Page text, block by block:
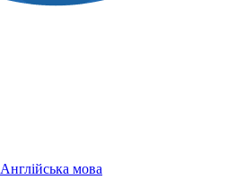
Англійська мова